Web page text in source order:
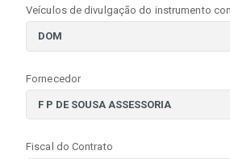
Veículos de divulgação do instrumento
Fornecedor
Fiscal do Contrato